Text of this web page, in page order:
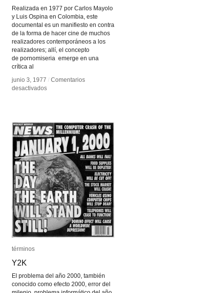
Realizada en 1977 por Carlos Mayolo
y Luis Ospina en Colombia, este
documental es un manifiesto en contra
de la forma de hacer cine de muchos
realizadores contemporáneos a los
realizadores; allí, el concepto
de pornomiseria emerge en una
crítica al
junio 3, 1977 / Comentarios
desactivadosen
junio 3, 1977 / Comentarios
desactivadosen
términos
Y2K
El problema del año 2000, también
conocido como efecto 2000, error del
términos
Y2K